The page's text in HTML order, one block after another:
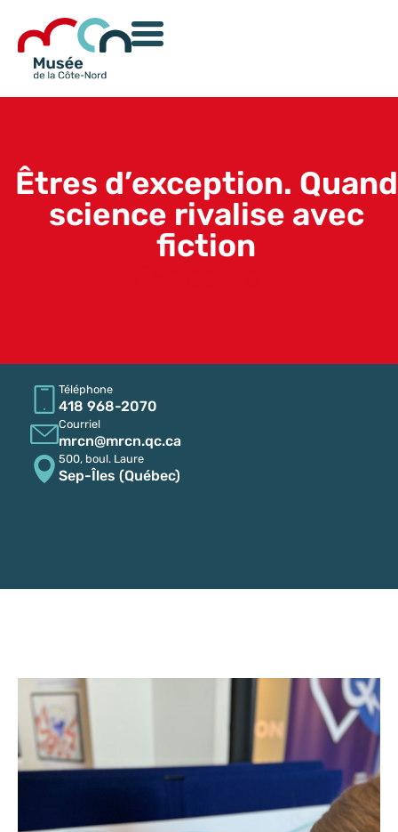
Êtres d’exception. Quand
science rivalise avec
fiction
Téléphone
418 968-2070
Courriel
mrcn@mrcn.qc.ca
500, boul. Laure
Sep-Îles (Québec)